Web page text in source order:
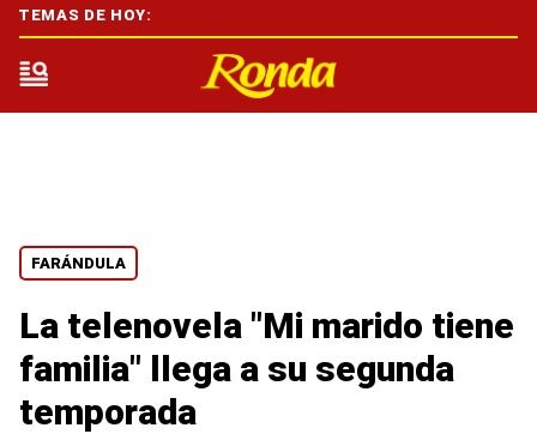
FARÁNDULA
La telenovela "Mi marido tiene
familia" llega a su segunda
temporada
TEMAS DE HOY: